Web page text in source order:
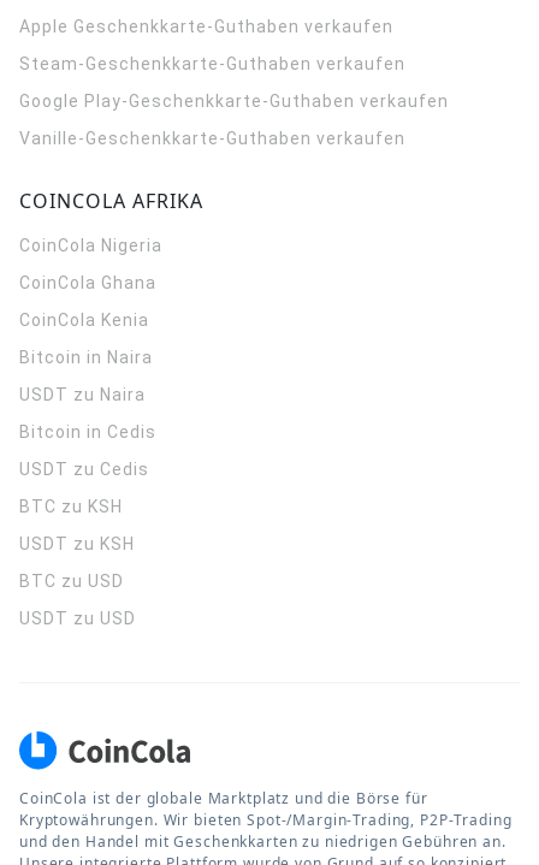
Apple Geschenkkarte-Guthaben verkaufen
Steam-Geschenkkarte-Guthaben verkaufen
Google Play-Geschenkkarte-Guthaben verkaufen
Vanille-Geschenkkarte-Guthaben verkaufen
COINCOLA AFRIKA
CoinCola Nigeria
CoinCola Ghana
CoinCola Kenia
Bitcoin in Naira
USDT zu Naira
Bitcoin in Cedis
USDT zu Cedis
BTC zu KSH
USDT zu KSH
BTC zu USD
USDT zu USD
CoinCola ist der globale Marktplatz und die Börse für
Kryptowährungen. Wir bieten Spot-/Margin-Trading, P2P-Trading
und den Handel mit Geschenkkarten zu niedrigen Gebühren an.